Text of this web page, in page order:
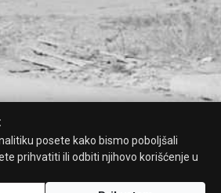
posete kako bismo poboljšali
prihvatiti ili odbiti njihovo korišćenje u